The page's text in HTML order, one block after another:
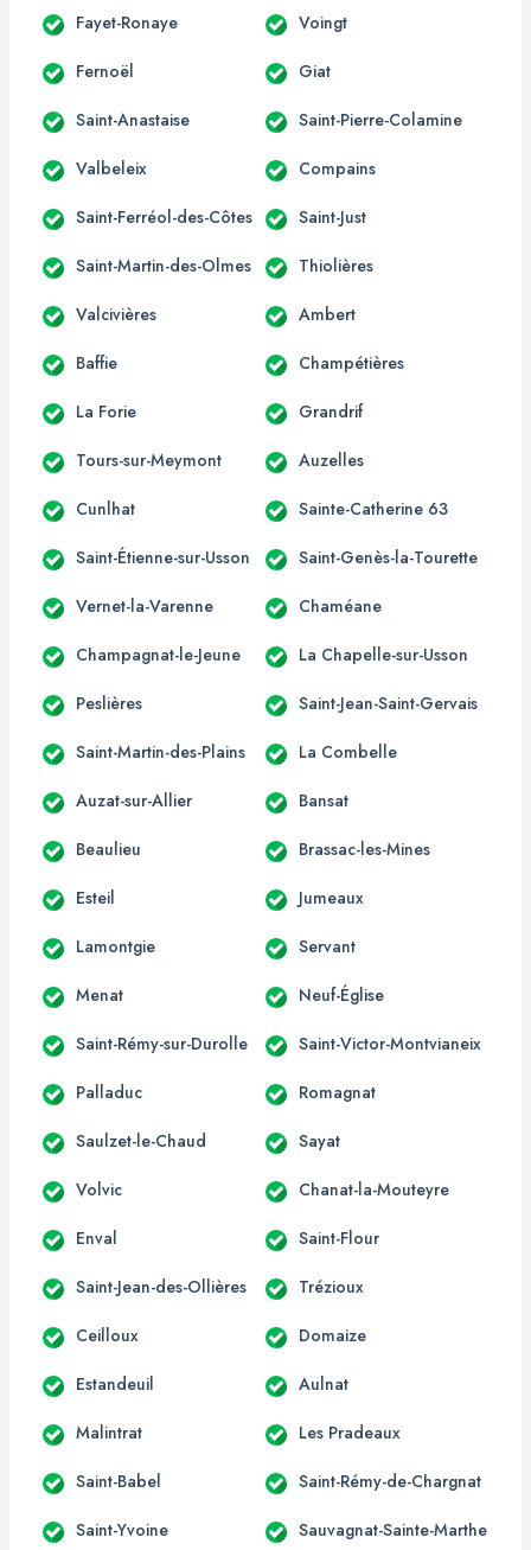
Fayet-Ronaye Voingt
Fernoël Giat
Saint-Anastaise Saint-Pierre-Colamine
Valbeleix Compains
Saint-Ferréol-des-Côtes Saint-Just
Saint-Martin-des-Olmes Thiolières
Valcivières Ambert
Baffie Champétières
La Forie Grandrif
Tours-sur-Meymont Auzelles
Cunlhat Sainte-Catherine 63
Saint-Étienne-sur-Usson Saint-Genès-la-Tourette
Vernet-la-Varenne Chaméane
Champagnat-le-Jeune La Chapelle-sur-Usson
Peslières Saint-Jean-Saint-Gervais
Saint-Martin-des-Plains La Combelle
Auzat-sur-Allier Bansat
Beaulieu Brassac-les-Mines
Esteil Jumeaux
Lamontgie Servant
Menat Neuf-Église
Saint-Rémy-sur-Durolle Saint-Victor-Montvianeix
Palladuc Romagnat
Saulzet-le-Chaud Sayat
Volvic Chanat-la-Mouteyre
Enval Saint-Flour
Saint-Jean-des-Ollières Trézioux
Ceilloux Domaize
Estandeuil Aulnat
Malintrat Les Pradeaux
Saint-Babel Saint-Rémy-de-Chargnat
Saint-Yvoine Sauvagnat-Sainte-Marthe